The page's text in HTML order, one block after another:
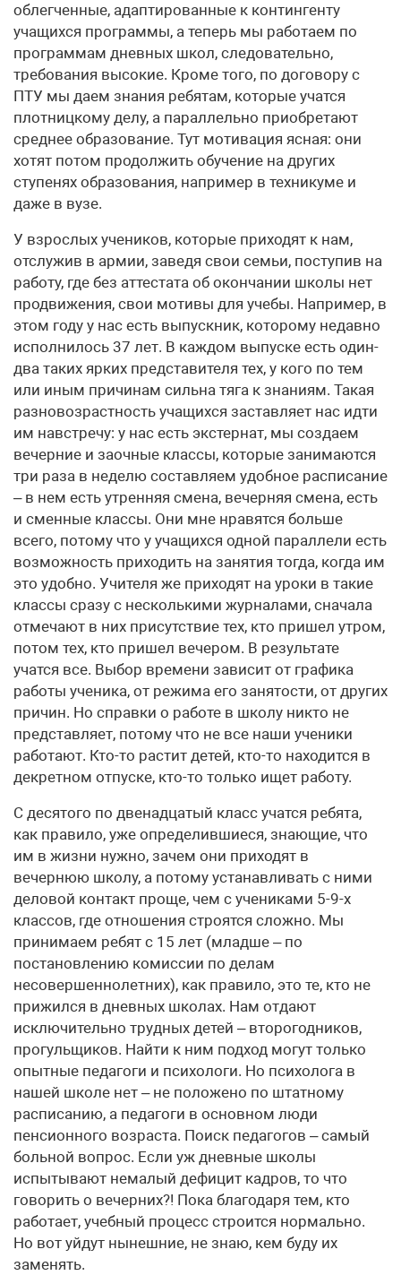
облегченные, адаптированные к контингенту
учащихся программы, а теперь мы работаем по
программам дневных школ, следовательно,
требования высокие. Кроме того, по договору с
ПТУ мы даем знания ребятам, которые учатся
плотницкому делу, а параллельно приобретают
среднее образование. Тут мотивация ясная: они
хотят потом продолжить обучение на других
ступенях образования, например в техникуме и
даже в вузе.
У взрослых учеников, которые приходят к нам,
отслужив в армии, заведя свои семьи, поступив на
работу, где без аттестата об окончании школы нет
продвижения, свои мотивы для учебы. Например, в
этом году у нас есть выпускник, которому недавно
исполнилось 37 лет. В каждом выпуске есть один-
два таких ярких представителя тех, у кого по тем
или иным причинам сильна тяга к знаниям. Такая
разновозрастность учащихся заставляет нас идти
им навстречу: у нас есть экстернат, мы создаем
вечерние и заочные классы, которые занимаются
три раза в неделю составляем удобное расписание
– в нем есть утренняя смена, вечерняя смена, есть
и сменные классы. Они мне нравятся больше
всего, потому что у учащихся одной параллели есть
возможность приходить на занятия тогда, когда им
это удобно. Учителя же приходят на уроки в такие
классы сразу с несколькими журналами, сначала
отмечают в них присутствие тех, кто пришел утром,
потом тех, кто пришел вечером. В результате
учатся все. Выбор времени зависит от графика
работы ученика, от режима его занятости, от других
причин. Но справки о работе в школу никто не
представляет, потому что не все наши ученики
работают. Кто-то растит детей, кто-то находится в
декретном отпуске, кто-то только ищет работу.
С десятого по двенадцатый класс учатся ребята,
как правило, уже определившиеся, знающие, что
им в жизни нужно, зачем они приходят в
вечернюю школу, а потому устанавливать с ними
деловой контакт проще, чем с учениками 5-9-х
классов, где отношения строятся сложно. Мы
принимаем ребят с 15 лет (младше – по
постановлению комиссии по делам
несовершеннолетних), как правило, это те, кто не
прижился в дневных школах. Нам отдают
исключительно трудных детей – второгодников,
прогульщиков. Найти к ним подход могут только
опытные педагоги и психологи. Но психолога в
нашей школе нет – не положено по штатному
расписанию, а педагоги в основном люди
пенсионного возраста. Поиск педагогов – самый
больной вопрос. Если уж дневные школы
испытывают немалый дефицит кадров, то что
говорить о вечерних?! Пока благодаря тем, кто
работает, учебный процесс строится нормально.
Но вот уйдут нынешние, не знаю, кем буду их
заменять.